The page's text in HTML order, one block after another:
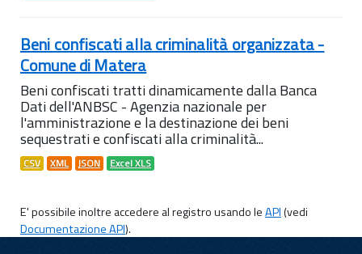
Beni confiscati alla criminalità organizzata -
Comune di Matera
Beni confiscati tratti dinamicamente dalla Banca
Dati dell'ANBSC - Agenzia nazionale per
l'amministrazione e la destinazione dei beni
sequestrati e confiscati alla criminalità...
CSV XML JSON Excel XLS
E' possibile inoltre accedere al registro usando leAPI(vedi
Documentazione API).